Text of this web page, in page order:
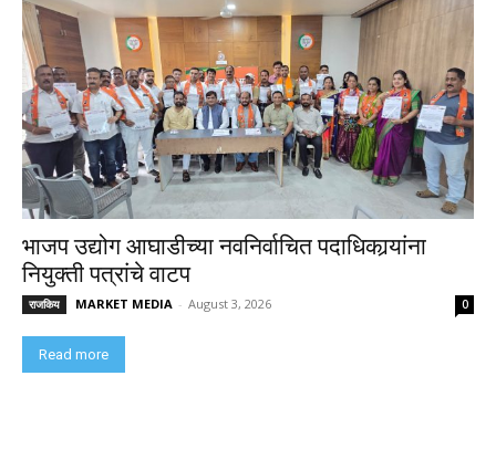
भाजप उद्योग आघाडीच्या नवनिर्वाचित पदाधिकार्‍यांना
नियुक्ती पत्रांचे वाटप
राजकिय MARKET MEDIA - August 3, 2026 0
Read more